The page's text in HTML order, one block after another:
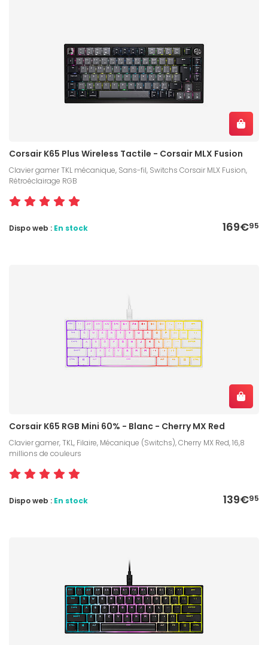
Corsair K65 Plus Wireless Tactile - Corsair MLX Fusion
Clavier gamer TKL mécanique, Sans-fil, Switchs Corsair MLX Fusion,
Rétroéclairage RGB
169€95
Dispo web : En stock
Corsair K65 RGB Mini 60% - Blanc - Cherry MX Red
Clavier gamer, TKL, Filaire, Mécanique (Switchs), Cherry MX Red, 16,8
millions de couleurs
139€95
Dispo web : En stock